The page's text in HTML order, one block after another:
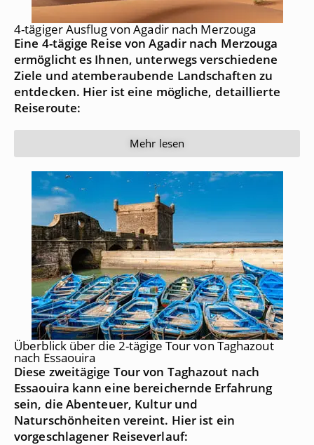
4-tägiger Ausflug von Agadir nach Merzouga
Eine 4-tägige Reise von Agadir nach Merzouga
ermöglicht es Ihnen, unterwegs verschiedene
Ziele und atemberaubende Landschaften zu
entdecken. Hier ist eine mögliche, detaillierte
Reiseroute:
Mehr lesen
Überblick über die 2-tägige Tour von Taghazout
nach Essaouira
Diese zweitägige Tour von Taghazout nach
Essaouira kann eine bereichernde Erfahrung
sein, die Abenteuer, Kultur und
Naturschönheiten vereint. Hier ist ein
vorgeschlagener Reiseverlauf: